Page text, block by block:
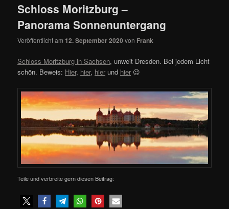
Schloss Moritzburg –
Panorama Sonnenuntergang
Veröffentlicht am 12. September 2020 von Frank
Schloss Moritzburg in Sachsen, unweit Dresden. Bei jedem Licht
schön. Beweis: Hier, hier, hier und hier 😉
Teile und verbreite gern diesen Beitrag: